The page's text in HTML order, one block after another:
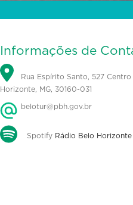
Informações de
Rua Espírito Santo, 527
Horizonte, MG, 30160-031
belotur@pbh.gov.br
Spotify Rádio Belo Horizonte